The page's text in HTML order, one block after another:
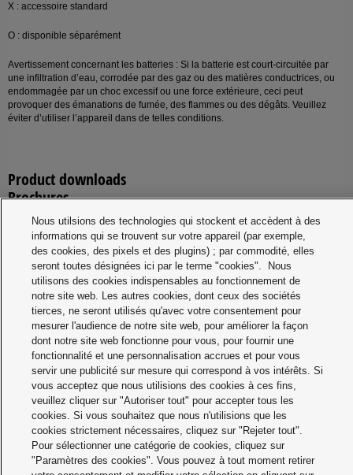
X : accessoire standard
O : disponible séparément
Avertissement concernant les batteries : Si la batterie est court-circuitée par
une infiltration d’eau, corrodée par des gaz ou des matières conductrices, ou
endommagée par un choc excessif ou une force extérieure, ceci peut
provoquer des émanations de fumée, des flammes ou des dégâts. Veuillez
éviter d’utiliser l’appareil dans de telles conditions.
Product downloads
Brochures
Description
Release
date
File
size
Language
Multitool EY46A5
2019-
1.39
German
Multi-Tool EY46A5
2019-
07-31
664.22
KB
English
Multi-Tool EY46A5
2019-
1.02
MB
French
Multitool EY46A5
2019-
07-31
657.32
KB
Dutch
Print
Nous utilsions des technologies qui stockent et accèdent à des
informations qui se trouvent sur votre appareil (par exemple,
des cookies, des pixels et des plugins) ; par commodité, elles
seront toutes désignées ici par le terme "cookies". Nous
utilisons des cookies indispensables au fonctionnement de
notre site web. Les autres cookies, dont ceux des sociétés
tierces, ne seront utilisés qu'avec votre consentement pour
mesurer l'audience de notre site web, pour améliorer la façon
dont notre site web fonctionne pour vous, pour fournir une
fonctionnalité et une personnalisation accrues et pour vous
servir une publicité sur mesure qui correspond à vos intérêts. Si
vous acceptez que nous utilisions des cookies à ces fins,
veuillez cliquer sur "Autoriser tout" pour accepter tous les
cookies. Si vous souhaitez que nous n'utilisions que les
cookies strictement nécessaires, cliquez sur "Rejeter tout".
Pour sélectionner une catégorie de cookies, cliquez sur
"Paramètres des cookies". Vous pouvez à tout moment retirer